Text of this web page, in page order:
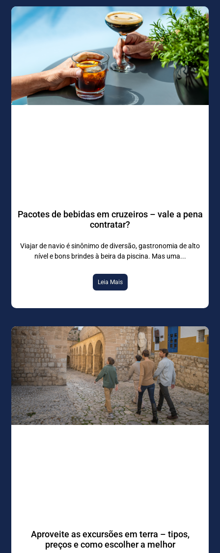
Pacotes de bebidas em cruzeiros – vale a pena
contratar?
Viajar de navio é sinônimo de diversão, gastronomia de alto
nível e bons brindes à beira da piscina. Mas uma
Leia Mais
Aproveite as excursões em terra – tipos,
preços e como escolher a melhor